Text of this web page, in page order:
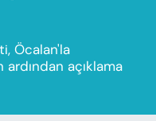
Öcalan'la
açıklama